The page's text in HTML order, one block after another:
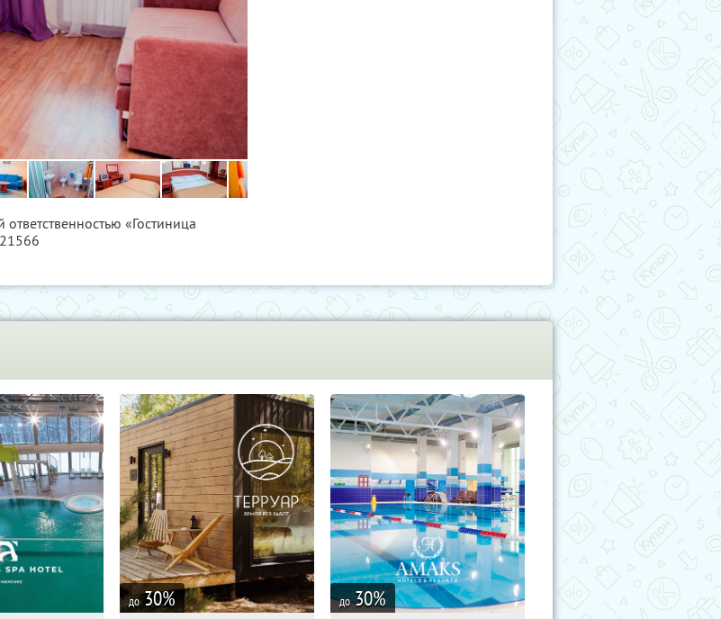
«Гостиница
до 30% до 30%